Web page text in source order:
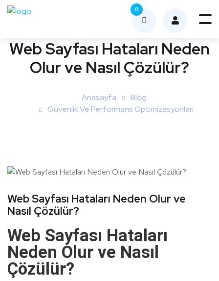
0
Me
ü
Web Sayfası Hataları Neden
Olur ve Nasıl Çözülür?
Anasayfa
Blog
Güvenlik Ve Performans Optimizasyonları
Web Sayfası Hataları Neden Olur ve
Nasıl Çözülür?
Web Sayfası Hataları
Neden Olur ve Nasıl
Çözülür?